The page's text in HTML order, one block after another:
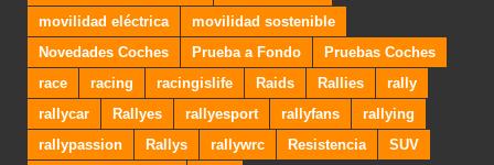
movilidad eléctrica
movilidad sostenible
Novedades Coches
Prueba a Fondo
Pruebas Coches
race
racing racingislife Raids Rallies
rally
rallycar
Rallyes rallyesport rallyfans
rallying
rallypassion
Rallys rallywrc Resistencia
SUV